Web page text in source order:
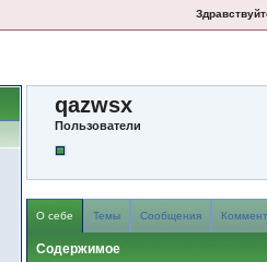
qazwsx
Пользователи
О себе Темы Сообщения
Содержимое